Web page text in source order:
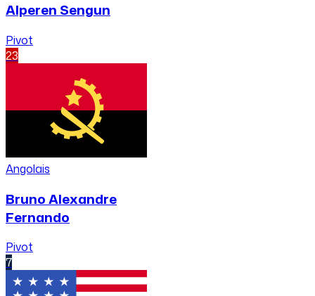
Alperen Sengun
Pivot
23
Angolais
Bruno Alexandre
Fernando
Pivot
7